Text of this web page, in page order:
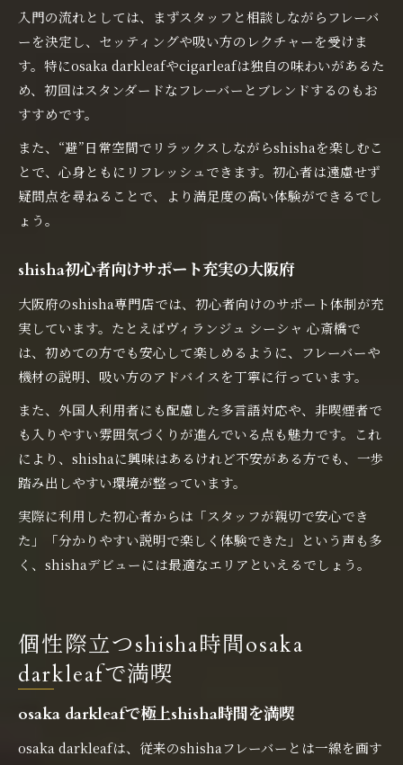
入門の流れとしては、まずスタッフと相談しながらフレーバ
ーを決定し、セッティングや吸い方のレクチャーを受けま
す。特にosaka darkleafやcigarleafは独自の味わいがあるた
め、初回はスタンダードなフレーバーとブレンドするのもお
すすめです。
また、“避”日常空間でリラックスしながらshishaを楽しむこ
とで、心身ともにリフレッシュできます。初心者は遠慮せず
疑問点を尋ねることで、より満足度の高い体験ができるでし
ょう。
shisha初心者向けサポート充実の大阪府
大阪府のshisha専門店では、初心者向けのサポート体制が充
実しています。たとえばヴィランジュ シーシャ 心斎橋で
は、初めての方でも安心して楽しめるように、フレーバーや
機材の説明、吸い方のアドバイスを丁寧に行っています。
また、外国人利用者にも配慮した多言語対応や、非喫煙者で
も入りやすい雰囲気づくりが進んでいる点も魅力です。これ
により、shishaに興味はあるけれど不安がある方でも、一歩
踏み出しやすい環境が整っています。
実際に利用した初心者からは「スタッフが親切で安心でき
た」「分かりやすい説明で楽しく体験できた」という声も多
く、shishaデビューには最適なエリアといえるでしょう。
個性際立つshisha時間osaka
darkleafで満喫
osaka darkleafで極上shisha時間を満喫
osaka darkleafは、従来のshishaフレーバーとは一線を画す